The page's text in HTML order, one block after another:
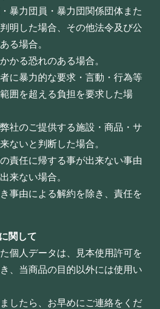
暴力団員・暴力団関係団体また
明した場合、その他法令及び公
る場合。
かる恐れのある場合。
に暴力的な要求・言動・行為等
囲を超える負担を要求した場
社のご提供する施設・商品・サ
ないと判断した場合。
責任に帰する事が出来ない事由
来ない場合。
事由による解約を除き、責任を
関して
個人データは、見本使用許可を
、当商品の目的以外には使用い
したら、お早めにご連絡をくだ